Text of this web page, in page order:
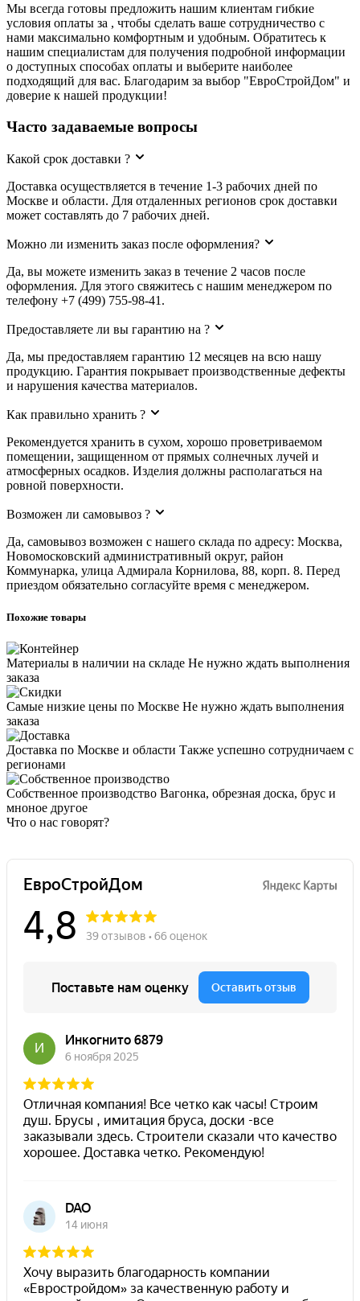
Мы всегда готовы предложить нашим клиентам гибкие
условия оплаты за , чтобы сделать ваше сотрудничество с
нами максимально комфортным и удобным. Обратитесь к
нашим специалистам для получения подробной информации
о доступных способах оплаты и выберите наиболее
подходящий для вас. Благодарим за выбор "ЕвроСтройДом" и
доверие к нашей продукции!
Часто задаваемые вопросы
Какой срок доставки ?
Доставка осуществляется в течение 1-3 рабочих дней по
Москве и области. Для отдаленных регионов срок доставки
может составлять до 7 рабочих дней.
Можно ли изменить заказ после оформления?
Да, вы можете изменить заказ в течение 2 часов после
оформления. Для этого свяжитесь с нашим менеджером по
телефону +7 (499) 755-98-41.
Предоставляете ли вы гарантию на ?
Да, мы предоставляем гарантию 12 месяцев на всю нашу
продукцию. Гарантия покрывает производственные дефекты
и нарушения качества материалов.
Как правильно хранить ?
Рекомендуется хранить в сухом, хорошо проветриваемом
помещении, защищенном от прямых солнечных лучей и
атмосферных осадков. Изделия должны располагаться на
ровной поверхности.
Возможен ли самовывоз ?
Да, самовывоз возможен с нашего склада по адресу: Москва,
Новомосковский административный округ, район
Коммунарка, улица Адмирала Корнилова, 88, корп. 8. Перед
приездом обязательно согласуйте время с менеджером.
Похожие товары
Материалы в наличии на складе Не нужно ждать выполнения
заказа
Самые низкие цены по Москве Не нужно ждать выполнения
заказа
Доставка по Москве и области Также успешно сотрудничаем с
регионами
Собственное производство Вагонка, обрезная доска, брус и
мноное другое
Что о нас говорят?